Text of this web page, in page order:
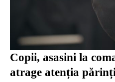
Copii, asasini la
atrage atenția